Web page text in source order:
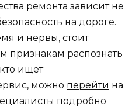
ремонта зависит не
на дороге.
и нервы, стоит
признакам распознать
ищет
можно перейти на
подробно